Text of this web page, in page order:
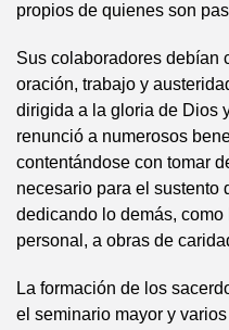
propios de quienes son
Sus colaboradores debían
oración, trabajo y
dirigida a la gloria de Dios
renunció a numerosos
contentándose con tomar
necesario para el sustento
dedicando lo demás,
personal, a obras de
La formación de los
el seminario mayor y